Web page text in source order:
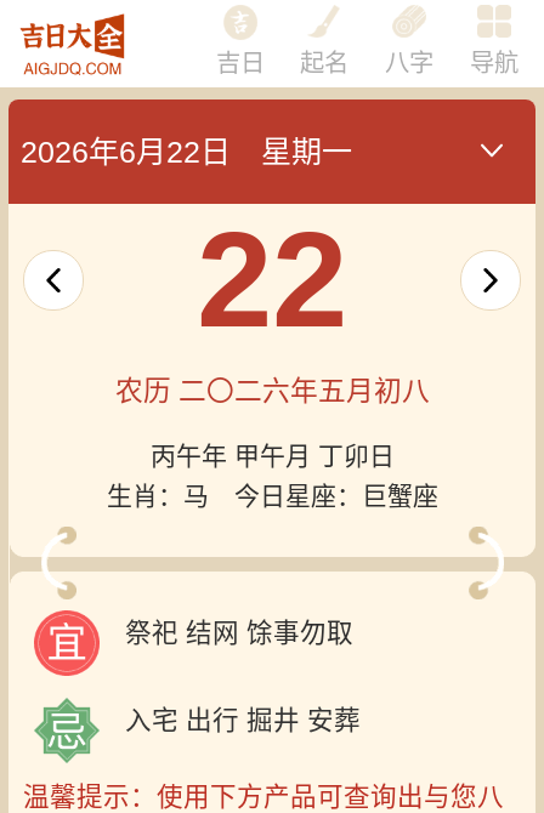
吉日 起名 八字 导航
2026年6月22日 星期一
22
农历 二〇二六年五月初八
丙午年 甲午月 丁卯日
生肖：马 今日星座：巨蟹座
祭祀 结网 馀事勿取
入宅 出行 掘井 安葬
温馨提示：使用下方产品可查询出与您八